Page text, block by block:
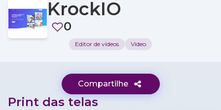
KrockIO
0
Editor de vídeos Vídeo
Compartilhe
Print das telas